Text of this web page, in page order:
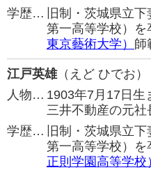
学歴…
旧制・茨城県立
第一高等学校）
東京藝術大学） 師
江戸英雄（えど ひでお）
人物… 1903年7月17日生
三井不動産の元社
学歴…
旧制・茨城県立
第一高等学校）
正則学園高等学校